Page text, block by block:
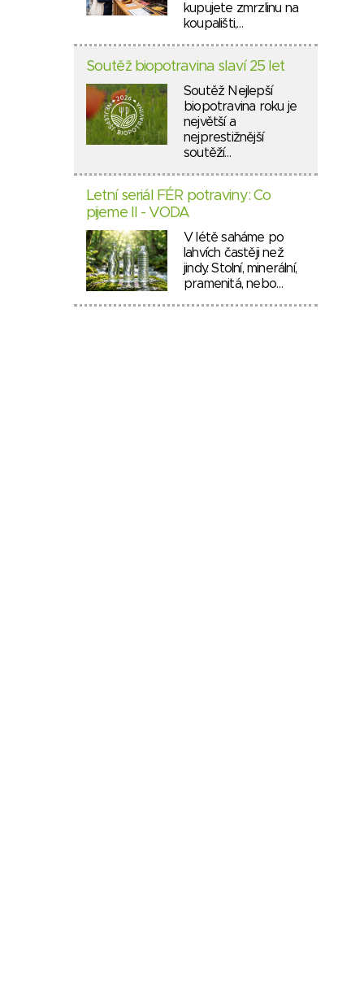
kupujete zmrzlinu na
koupališti,…
Soutěž biopotravina slaví 25 let
Soutěž Nejlepší
biopotravina roku je
největší a
nejprestižnější
soutěží…
Letní seriál FÉR potraviny: Co
pijeme II - VODA
V létě saháme po
lahvích častěji než
jindy. Stolní, minerální,
pramenitá, nebo…